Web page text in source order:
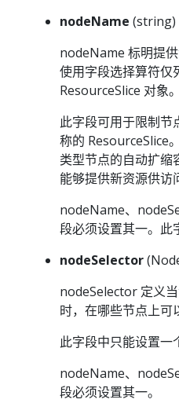
nodeName (string)
nodeName 标明提
使用字段选择算符仅
ResourceSlice 对象。
此字段可用于限制节
称的 ResourceSlice
类型节点的自动扩缩
能够提供新资源供访
nodeName、
段必须设置其一。此
nodeSelector
nodeSelector 定义
时，在哪些节点上可
此字段中只能设置一
nodeName、
段必须设置其一。